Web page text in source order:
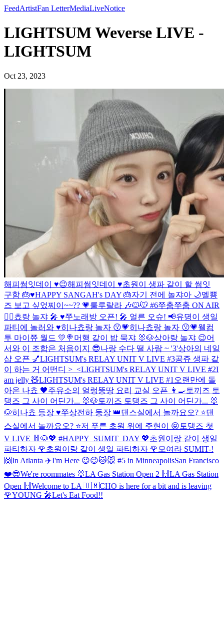
FeedArtistFan LetterMediaLiveNotice
LIGHTSUM Weverse LIVE -
LIGHTSUM
Oct 23, 2023
해피썸잇데이 ♥️😉해피썸잇데이 ♥️초원이 생파 같이 할 썸잇
구함 🎂♥️HAPPY SANGAH's DAY 🎂자기 전에 놀쟈아 🌙멜뿅
즈 보고 싶었찌이~~?? 💗룰루랄라 🎶🐱🐭 #6쭈춤쭈춤 ON AIR
👯‍♀️쵸랑 놀쟈 🎤 ♥️쭈노래방 오픈! 🎤 얼른 오슈! 📢유뎡이 생일
파티에 놀러와 ♥️히나쵸랑 놀자 😗💗히나쵸랑 놀자 😗💗웰컴
투 마이쮸 월드 💛🍭 머행 같이 밥 묵쟈 🐰🐶상아랑 놀쟈 😉어
서와 이 조합은 처음이지 😎나랑 수다 떨 사람 ~ '3'상아의 네일
샵 오픈 💅LIGHTSUM's RELAY UNIT V LIVE #3공쥬 생파 같
이 하는 거 어떤디 >_<LIGHTSUM's RELAY UNIT V LIVE #2I
am jelly 🧸LIGHTSUM's RELAY UNIT V LIVE #1 오랜만에 돌
아온 나쵸 🖤주유소의 얼렁뚱땅 요리 교실 오픈 👩‍🍳 토끼즈 토
댕즈 그 사이 어딘가... 🐰🐶 토끼즈 토댕즈 그 사이 어딘가... 🐰
🐶히나쵸 등장 ♥️쭈상전하 둥장 👑댄스실에서 놀까요오? ⭐️댄
스실에서 놀까요오? ⭐️저 푸른 초원 위에 주현이 😝 토댕즈 첫
V LIVE 🐰🐶💖 #HAPPY_SUMIT_DAY 💖초원이랑 같이 생일
파티하자 🌹초원이랑 같이 생일 파티하자 🌹 모여라 SUMIT-!
🙌In Atlanta ✈️I'm Here 😉😉🐱🐭 #5 in MinneapolisSan Francisco
❤️😎We're roommates 🐰LA Gas Station Open 2 🙌LA Gas Station
Open 🙌Welcome to LA 🇺🇲CHO is here for a bit and is leaving
🌹YOUNG 🎤Let's Eat Food!!